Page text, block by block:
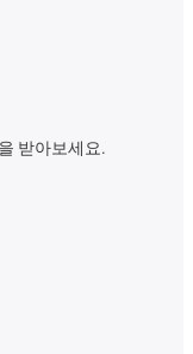
받아보세요.